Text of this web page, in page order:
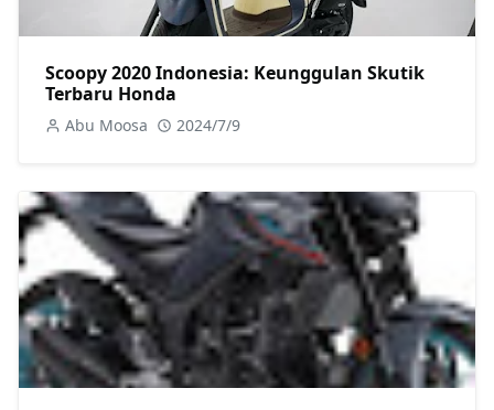
Scoopy 2020 Indonesia: Keunggulan Skutik
Terbaru Honda
Abu Moosa 2024/7/9